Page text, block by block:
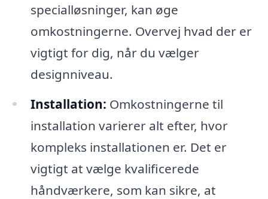
specialløsninger, kan øge
omkostningerne. Overvej hvad der er
vigtigt for dig, når du vælger
designniveau.
Installation: Omkostningerne til
installation varierer alt efter, hvor
kompleks installationen er. Det er
vigtigt at vælge kvalificerede
håndværkere, som kan sikre, at